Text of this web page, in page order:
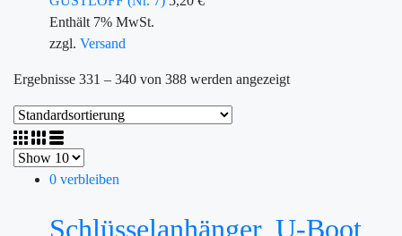
Enthält 7% MwSt.
zzgl. Versand
Ergebnisse 331 – 340 von 388 werden angezeigt
0 verbleiben
Schlüsselanhänger, U-Boot